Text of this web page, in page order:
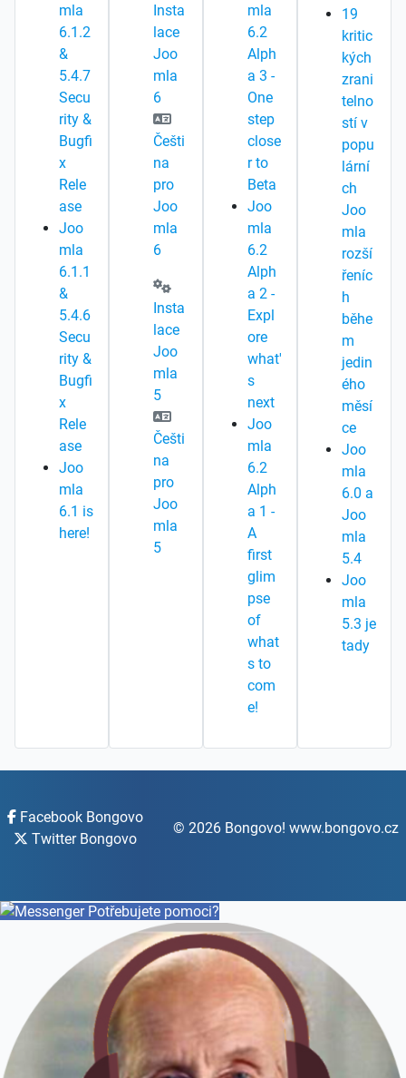
mla
6.1.2
&
5.4.7
Secu
rity &
Bugfi
x
Rele
ase
Joo
mla
6.1.1
&
5.4.6
Secu
rity &
Bugfi
x
Rele
ase
Joo
mla
6.1 is
here!
Insta
lace
Joo
mla
6
Češti
na
pro
Joo
mla
6
Insta
lace
Joo
mla
5
Češti
na
pro
Joo
mla
5
mla
6.2
Alph
a 3 -
One
step
close
r to
Beta
Joo
mla
6.2
Alph
a 2 -
Expl
ore
what'
s
next
Joo
mla
6.2
Alph
a 1 -
A
first
glim
pse
of
what
s to
com
e!
19
kritic
kých
zrani
telno
stí v
popu
lární
ch
Joo
mla
rozší
řeníc
h
běhe
m
jedin
ého
měsí
ce
Joo
mla
6.0 a
Joo
mla
5.4
Joo
mla
5.3 je
tady
Facebook Bongovo
Twitter Bongovo
© 2026 Bongovo! www.bongovo.cz
Potřebujete pomoci?